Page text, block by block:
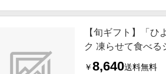
【旬ギフト】「
ク 凍らせて食べる
￥8,640送料無料